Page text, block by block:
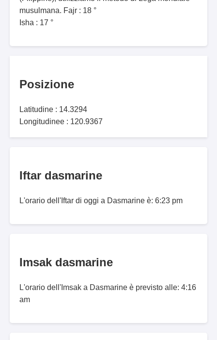
musulmana. Fajr : 18 °
Isha : 17 °
Posizione
Latitudine : 14.3294
Longitudinee : 120.9367
Iftar dasmarine
L'orario dell'Iftar di oggi a Dasmarine è: 6:23 pm
Imsak dasmarine
L'orario dell'Imsak a Dasmarine è previsto alle: 4:16
am